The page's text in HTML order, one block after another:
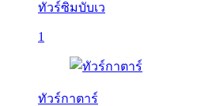
ทัวร์ซิมบับเว
1
ทัวร์กาตาร์